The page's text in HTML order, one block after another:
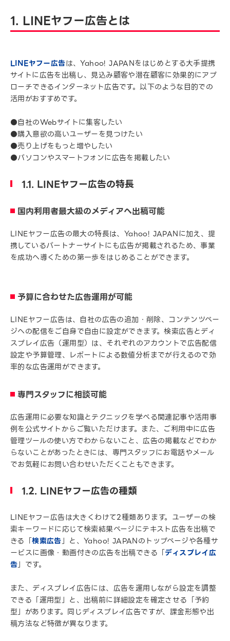
1. LINEヤフー広告とは
LINEヤフー広告は、Yahoo! JAPANをはじめとする大手提携
サイトに広告を出稿し、見込み顧客や潜在顧客に効果的にアプ
ローチできるインターネット広告です。以下のような目的での
活用がおすすめです。
●自社のWebサイトに集客したい
●購入意欲の高いユーザーを見つけたい
●売り上げをもっと増やしたい
●パソコンやスマートフォンに広告を掲載したい
1.1. LINEヤフー広告の特長
国内利用者最大級のメディアへ出稿可能
LINEヤフー広告の最大の特長は、Yahoo! JAPANに加え、提
携しているパートナーサイトにも広告が掲載されるため、事業
を成功へ導くための第一歩をはじめることができます。
予算に合わせた広告運用が可能
LINEヤフー広告は、自社の広告の追加・削除、コンテンツペー
ジへの配信をご自身で自由に設定ができます。検索広告とディ
スプレイ広告（運用型）は、それぞれのアカウントで広告配信
設定や予算管理、レポートによる数値分析までが行えるので効
率的な広告運用ができます。
専門スタッフに相談可能
広告運用に必要な知識とテクニックを学べる関連記事や活用事
例を公式サイトからご覧いただけます。また、ご利用中に広告
管理ツールの使い方でわからないこと、広告の掲載などでわか
らないことがあったときには、専門スタッフにお電話やメール
でお気軽にお問い合わせいただくこともできます。
1.2. LINEヤフー広告の種類
LINEヤフー広告は大きくわけて2種類あります。ユーザーの検
索キーワードに応じて検索結果ページにテキスト広告を出稿で
きる「検索広告」と、Yahoo! JAPANのトップページや各種サ
ービスに画像・動画付きの広告を出稿できる「ディスプレイ広
告」です。
また、ディスプレイ広告には、広告を運用しながら設定を調整
できる「運用型」と、出稿前に詳細設定を確定させる「予約
型」があります。同じディスプレイ広告ですが、課金形態や出
稿方法など特徴が異なります。